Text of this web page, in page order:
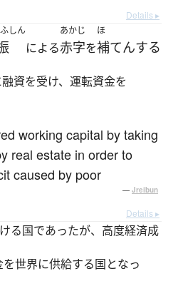
Details ▸
しん
による
あかじ
赤字を
ほ
補てんする
融資を受け、運転資金を
working capital by taking
real estate in order to
caused by poor
— Jreibun
Details ▸
る国であったが、高度経済成
世界に供給する国となっ